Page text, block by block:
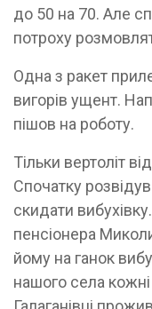
до 50 на 70. Але
потроху
Одна з ракет
вигорів ущент.
пішов на роботу.
Тільки вертоліт
Спочатку
скидати
пенсіонера
йому на ганок
нашого села